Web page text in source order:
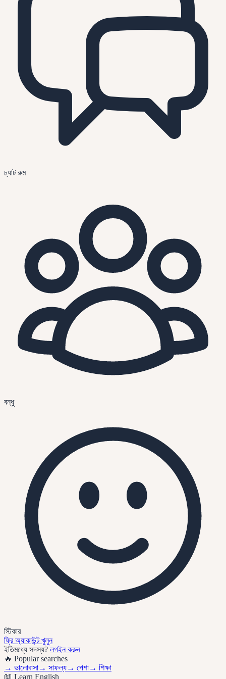
চ্যাট রুম
বন্ধু
স্টিকার
ফ্রি অ্যাকাউন্ট খুলুন
ইতিমধ্যে সদস্য? লগইন করুন
🔥 Popular searches
→ ভালোবাসা→ সাফল্য→ পেশা→ শিক্ষা
📖 Learn English